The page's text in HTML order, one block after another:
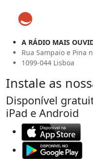
A RÁDIO MAIS
Rua Sampaio e Pina
1099-044 Lisboa
Instale as
Disponível
iPad e Android